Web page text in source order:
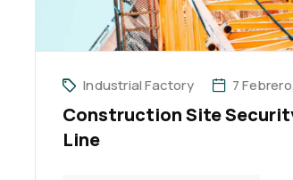
Industrial Factory 7
Construction Site
Line